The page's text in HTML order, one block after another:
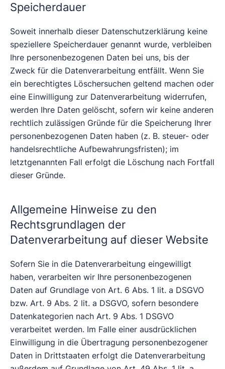
Speicherdauer
Soweit innerhalb dieser Datenschutzerklärung keine
speziellere Speicherdauer genannt wurde, verbleiben
Ihre personenbezogenen Daten bei uns, bis der
Zweck für die Datenverarbeitung entfällt. Wenn Sie
ein berechtigtes Löschersuchen geltend machen oder
eine Einwilligung zur Datenverarbeitung widerrufen,
werden Ihre Daten gelöscht, sofern wir keine anderen
rechtlich zulässigen Gründe für die Speicherung Ihrer
personenbezogenen Daten haben (z. B. steuer- oder
handelsrechtliche Aufbewahrungsfristen); im
letztgenannten Fall erfolgt die Löschung nach Fortfall
dieser Gründe.
Allgemeine Hinweise zu den
Rechtsgrundlagen der
Datenverarbeitung auf dieser Website
Sofern Sie in die Datenverarbeitung eingewilligt
haben, verarbeiten wir Ihre personenbezogenen
Daten auf Grundlage von Art. 6 Abs. 1 lit. a DSGVO
bzw. Art. 9 Abs. 2 lit. a DSGVO, sofern besondere
Datenkategorien nach Art. 9 Abs. 1 DSGVO
verarbeitet werden. Im Falle einer ausdrücklichen
Einwilligung in die Übertragung personenbezogener
Daten in Drittstaaten erfolgt die Datenverarbeitung